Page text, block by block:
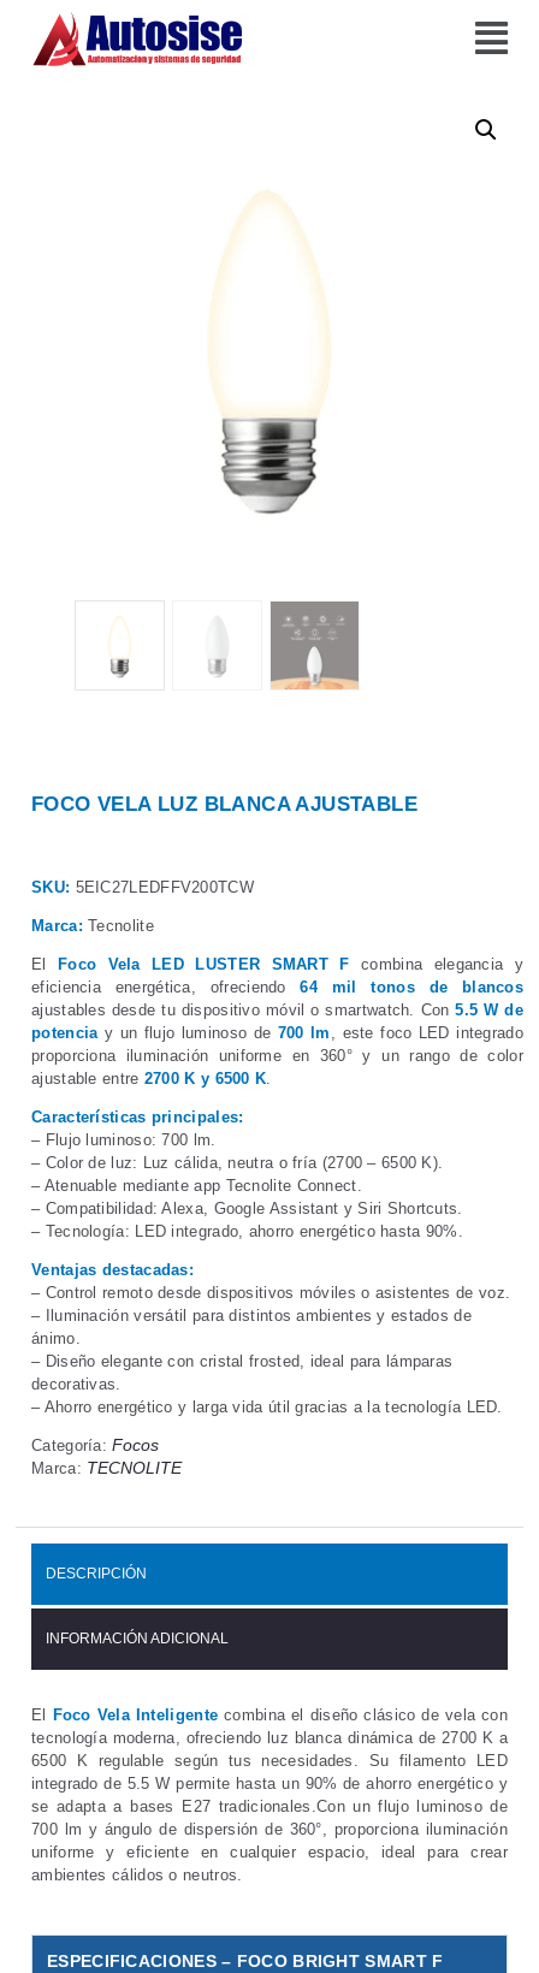
FOCO VELA LUZ BLANCA AJUSTABLE
SKU: 5EIC27LEDFFV200TCW
Marca:Tecnolite
El Foco Vela LED LUSTER SMART F combina elegancia y
eficiencia energética, ofreciendo64 mil tonos de blancos
ajustables desde tu dispositivo móvil o smartwatch. Con5.5 W de
potencia y un flujo luminoso de 700 lm
, este foco LED integrado
proporciona iluminación uniforme en 360° y un rango de color
ajustable entre 2700 K y 6500 K
Características principales:
– Flujo luminoso: 700 lm.
– Color de luz: Luz cálida, neutra o fría (2700 – 6500 K).
– Atenuable mediante app Tecnolite Connect.
– Compatibilidad: Alexa, Google Assistant y Siri Shortcuts.
– Tecnología: LED integrado, ahorro energético hasta 90%.
Ventajas destacadas:
– Control remoto desde dispositivos móviles o asistentes de voz.
– Iluminación versátil para distintos ambientes y estados de
ánimo.
– Diseño elegante con cristal frosted, ideal para lámparas
decorativas.
– Ahorro energético y larga vida útil gracias a la tecnología LED.
Categoría:Focos
Marca: TECNOLITE
DESCRIPCIÓN
INFORMACIÓN ADICIONAL
El Foco Vela Inteligente combina el diseño clásico de vela con
tecnología moderna, ofreciendo luz blanca dinámica de 2700 K a
6500 K regulable según tus necesidades. Su filamento LED
integrado de 5.5 W permite hasta un 90% de ahorro energético y
se adapta a bases E27 tradicionales.Con un flujo luminoso de
700 lm y ángulo de dispersión de 360°, proporciona iluminación
uniforme y eficiente en cualquier espacio, ideal para crear
ambientes cálidos o neutros.
ESPECIFICACIONES – FOCO BRIGHT SMART F